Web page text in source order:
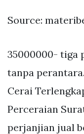
Source:
35000000- tiga
tanpa
Cerai
Perceraian
perjanjian jual